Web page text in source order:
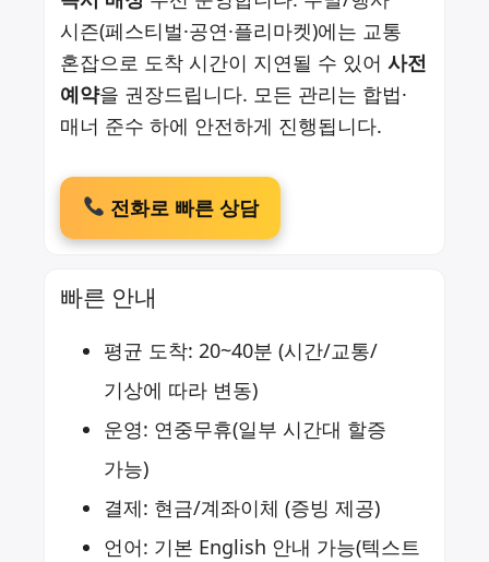
시즌(페스티벌·공연·플리마켓)에는 교통
혼잡으로 도착 시간이 지연될 수 있어사전
예약을 권장드립니다. 모든 관리는 합법·
매너 준수 하에 안전하게 진행됩니다.
전화로 빠른 상담
빠른 안내
평균 도착: 20~40분 (시간/교통/
기상에 따라 변동)
운영: 연중무휴(일부 시간대 할증
가능)
결제: 현금/계좌이체 (증빙 제공)
언어: 기본 English 안내 가능(텍스트